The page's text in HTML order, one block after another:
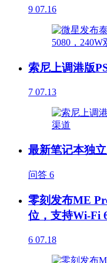
9 07.16
索尼上调港版
7 07.13
最新笔记本独
问答 6
零刻发布ME
位，支持Wi-Fi
6 07.18